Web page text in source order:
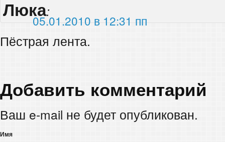
Люка:
05.01.2010 в 12:31 пп
Пёстрая лента.
Добавить комментарий
Ваш e-mail не будет опубликован.
Имя